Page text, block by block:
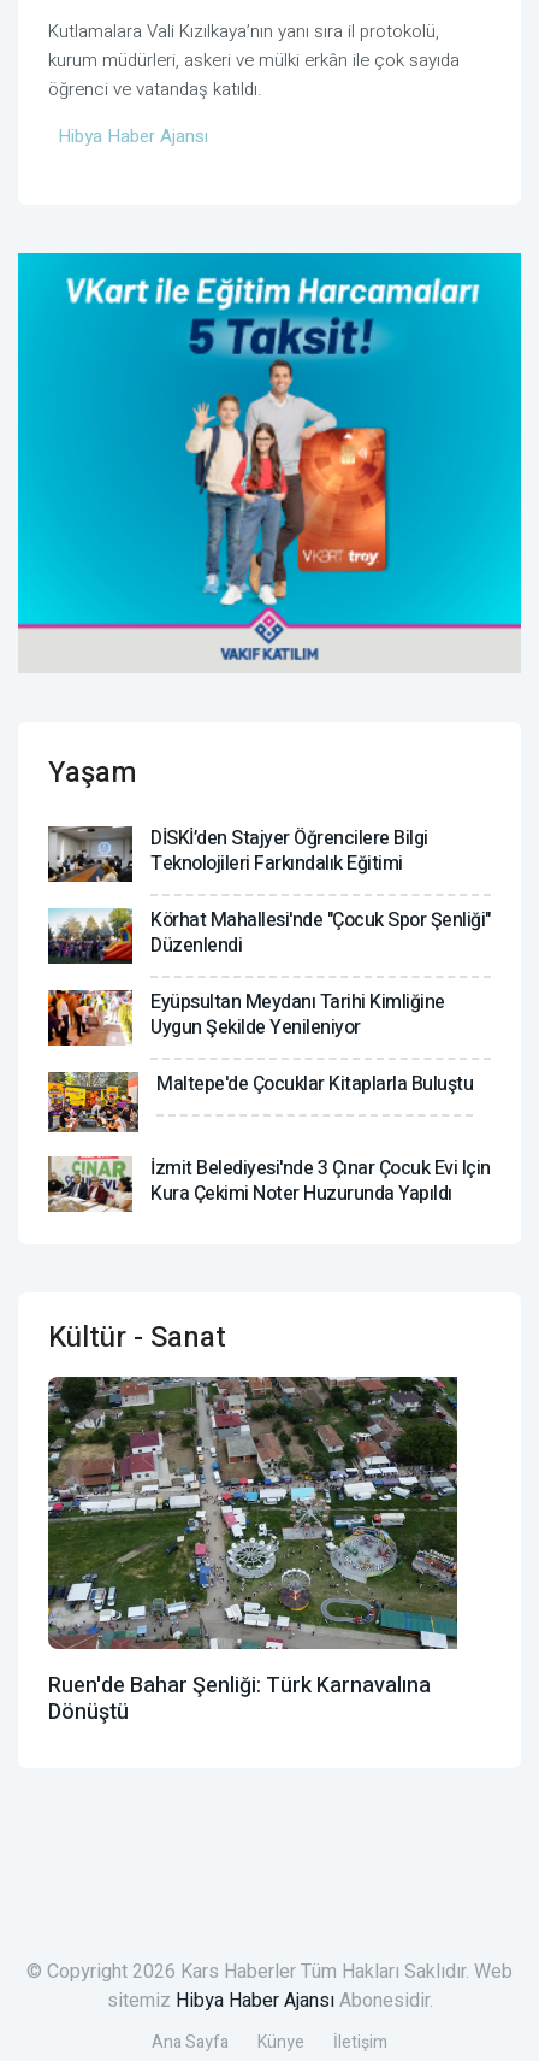
Kutlamalara Vali Kızılkaya’nın yanı sıra il protokolü,
kurum müdürleri, askeri ve mülki erkân ile çok sayıda
öğrenci ve vatandaş katıldı.
Hibya Haber Ajansı
Yaşam
DİSKİ’den Stajyer Öğrencilere Bilgi
Teknolojileri Farkındalık Eğitimi
Körhat Mahallesi'nde "Çocuk Spor Şenliği"
Düzenlendi
Eyüpsultan Meydanı Tarihi Kimliğine
Uygun Şekilde Yenileniyor
Maltepe'de Çocuklar Kitaplarla Buluştu
İzmit Belediyesi'nde 3 Çınar Çocuk Evi Için
Kura Çekimi Noter Huzurunda Yapıldı
Kültür - Sanat
Ruen'de Bahar Şenliği: Türk Karnavalına
Dönüştü
© Copyright 2026 Kars Haberler Tüm Hakları Saklıdır. Web
sitemiz Hibya Haber AjansıAbonesidir.
Ana Sayfa Künye İletişim